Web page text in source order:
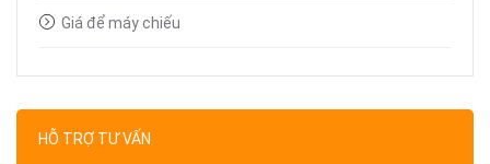
Giá để máy chiếu
Bút trình chiếu
HỖ TRỢ TƯ VẤN